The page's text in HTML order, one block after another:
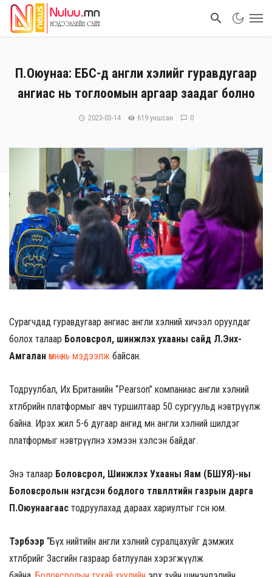
П.Оюунаа: ЕБС-д англи хэлийг гуравдугаар
ангиас нь тоглоомын аргаар заадаг болно
2023-03-14 619 уншсан 0
Сурагчдад гуравдугаар ангиас англи хэлний хичээл оруулдаг
болох талаар Боловсрол, шинжлэх ухааны сайд Л.Энх-
Амгалан өмнө нь мэдээлж байсан.
Тодруулбал, Их Британийн “Pearson” компаниас англи хэлний
хөтөлбөрийн платформыг авч туршилтаар 50 сургуульд нэвтрүүлж
байна. Ирэх жил 5-6 дугаар ангид мөн англи хэлний шилдэг
платформыг нэвтрүүлнэ хэмээн хэлсэн байдаг.
Энэ талаар Боловсрол, Шинжлэх Ухааны Яам (БШУЯ)-ны
Боловсролын нэгдсэн бодлого төлөвлөлтийн газрын дарга
П.Оюунаагаас тодруулахад дараах хариултыг өгсөн юм.
Тэрбээр “Бүх нийтийн англи хэлний суралцахуйг дэмжих
хөтөлбөрийг Засгийн газраар батлуулан хэрэгжүүлж